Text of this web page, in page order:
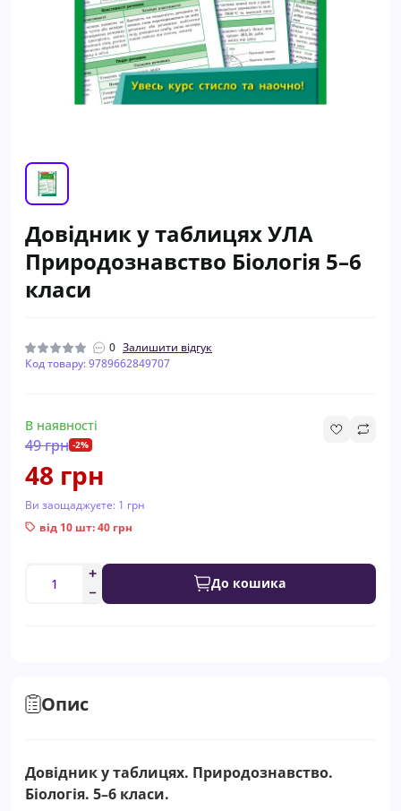
Довідник у таблицях УЛА
Природознавство Біологія 5–6
класи
0 Залишити відгук
Код товару: 9789662849707
В наявності
49 грн -2%
48 грн
Ви заощаджуєте: 1 грн
від 10 шт: 40 грн
До кошика
Опис
Довідник у таблицях. Природознавство.
Біологія. 5–6 класи.